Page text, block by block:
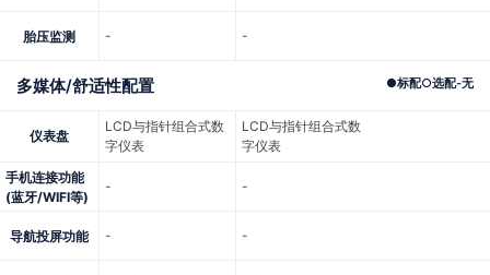
胎压监测 - -
多媒体/舒适性配置 ●标配○选配-无
仪表盘
LCD与指针组合式数
字仪表
LCD与指针组合式数
字仪表
手机连接功能
(蓝牙/WIFI等)
- -
导航投屏功能 - -